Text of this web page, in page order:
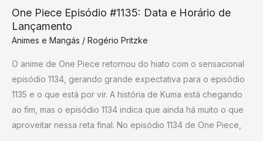
One Piece Episódio #1135: Data e Horário de
Lançamento
Animes e Mangás / Rogério Pritzke
O anime de One Piece retornou do hiato com o sensacional
episódio 1134, gerando grande expectativa para o episódio
1135 e o que está por vir. A história de Kuma está chegando
ao fim, mas o episódio 1134 indica que ainda há muito o que
aproveitar nessa reta final. No episódio 1134 de One Piece,